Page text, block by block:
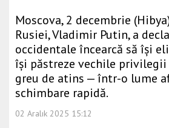
Moscova, 2 decembrie
Rusiei, Vladimir Putin, a
occidentale încearcă să își
își păstreze vechile
greu de atins — într-o lume
schimbare rapidă.
02 Aralık 2025 15:12